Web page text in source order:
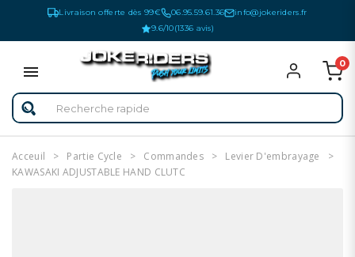
Livraison offerte dès 99€ 06.95.59.61.36
info@jokeriders.fr
9.6/10(1336 avis)
0
Acceuil Partie Cycle Commandes
Levier D'embrayage
KAWASAKI ADJUSTABLE HAND CLUTC